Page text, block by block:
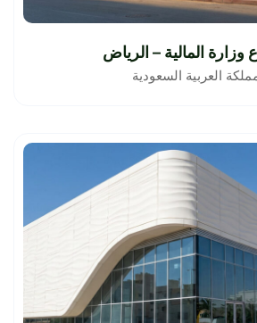
المالية – الرياض
العربية السعودية